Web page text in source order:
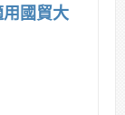
國貿大